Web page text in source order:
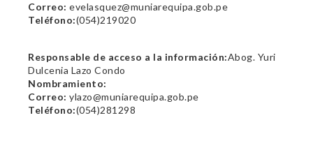
Correo: evelasquez@muniarequipa.gob.pe
Teléfono:(054)219020
Responsable de acceso a la información:Abog. Yuri
Dulcenia Lazo Condo
Nombramiento:
Correo: ylazo@muniarequipa.gob.pe
Teléfono:(054)281298